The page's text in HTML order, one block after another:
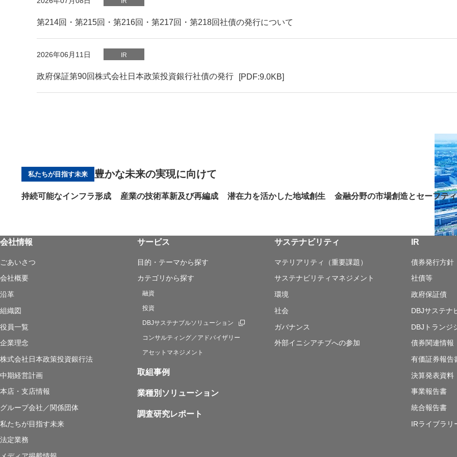
第214回・第215回・第216回・第217回・第218回社債の発行について
2026年06月11日 IR
政府保証第90回株式会社日本政策投資銀行社債の発行 [PDF:9.0KB]
PDFファイルが新規ウィンドウで開きます
私たちが目指す未来 豊かな未来の実現に向けて
持続可能なインフラ形成 産業の技術革新及び再編成 潜在力を活かした地域創生 金融分野の市場創造とセーフテ
会社情報
ごあいさつ
会社概要
沿革
組織図
役員一覧
企業理念
株式会社日本政策投資銀行法
中期経営計画
本店・支店情報
グループ会社／関係団体
私たちが目指す未来
法定業務
サービス
目的・テーマから探す
カテゴリから探す
融資
投資
DBJサステナブルソリューション新規ウィンドウを開きます
コンサルティング／アドバイザリー
アセットマネジメント
取組事例
業種別ソリューション
調査研究レポート
サステナビリティ
マテリアリティ（重要課題）
サステナビリティマネジメント
環境
社会
ガバナンス
外部イニシアチブへの参加
IR
債券発行方針
社債等
政府保証債
DBJサステナ
DBJトランジ
債券関連情報
有価証券報告
決算発表資料
事業報告書
統合報告書
IRライブラリ